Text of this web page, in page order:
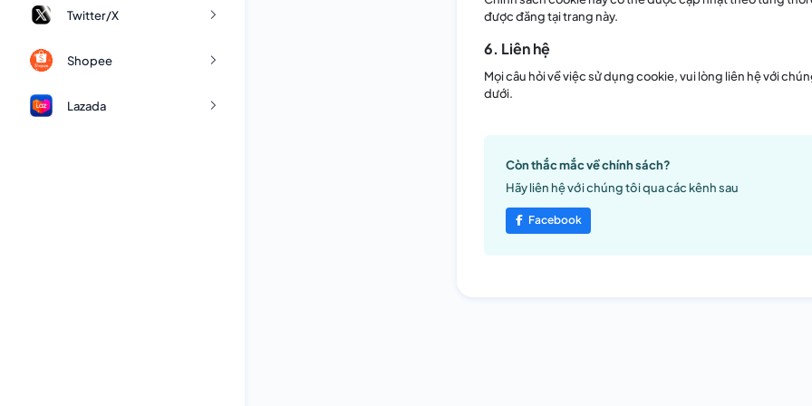
Twitter/X
Shopee
Lazada
được đăng tại trang này.
6. Liên hệ
Mọi câu hỏi về việc sử dụng cookie, vui lòng liên hệ với
dưới.
Còn thắc mắc về chính sách?
Hãy liên hệ với chúng tôi qua các kênh sau
Facebook